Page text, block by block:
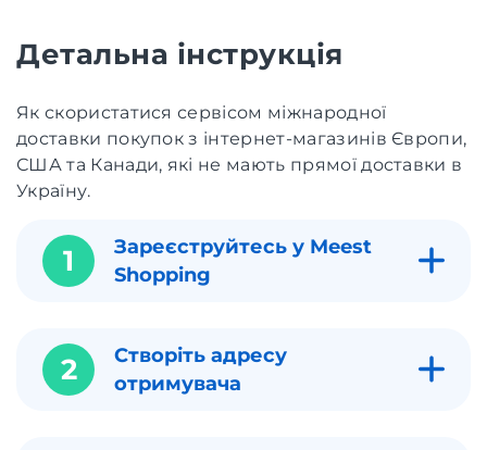
Детальна інструкція
Як скористатися сервісом міжнародної
доставки покупок з інтернет-магазинів Європи,
США та Канади, які не мають прямої доставки в
Україну.
1
Зареєструйтесь у Meest
Shopping
2
Створіть адресу
отримувача